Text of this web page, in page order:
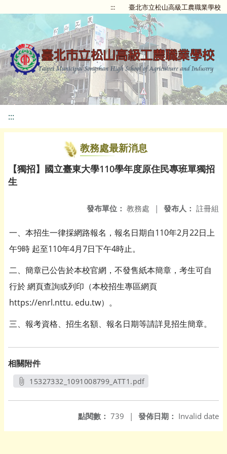
::: 臺北市立松山高級工農職業學校
:::
教務處最新消息
【獨招】國立臺東大學110學年度原住民專班單獨招
生
發布人： 註冊組
發布單位： 教務處 |
一、本招生一律採網路報名，報名日期自110年2月22日上
午9時 起至110年4月7日下午4時止。
二、簡章已公告於本校官網，不發售紙本簡章，考生可自
行於 網頁查詢或列印（本校招生專區網頁
https://enrl.nttu. edu.tw）。
三、報考資格、招生名額、報名日期等請詳見招生簡章。
相關附件
15327332_1091008799_ATT1.pdf
發佈日期： Invalid date
點閱數： 739 |